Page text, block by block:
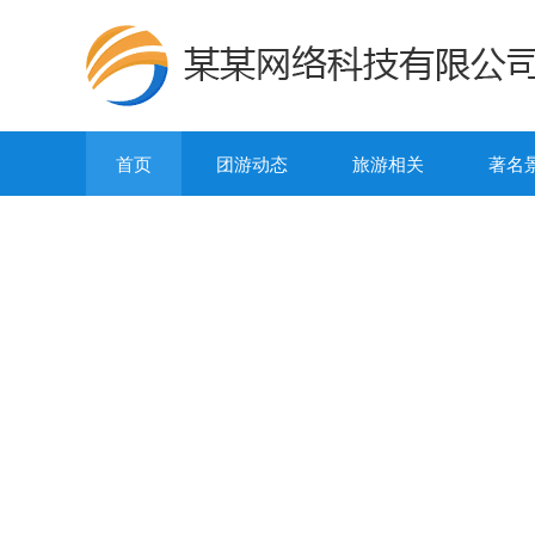
首页 团游动态 旅游相关 著名